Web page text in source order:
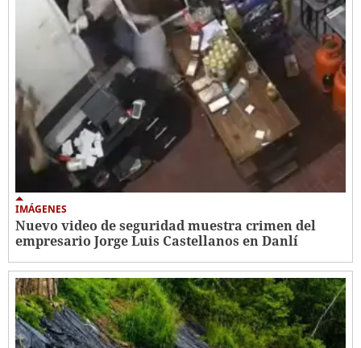
IMÁGENES
Nuevo video de seguridad muestra crimen del
empresario Jorge Luis Castellanos en Danlí